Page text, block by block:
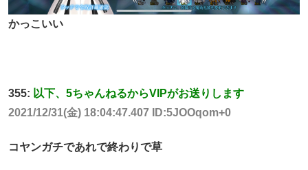
かっこいい
355: 以下、5ちゃんねるからVIPがお送りします
2021/12/31(金) 18:04:47.407 ID:5JOOqom+0
コヤンガチであれで終わりで草